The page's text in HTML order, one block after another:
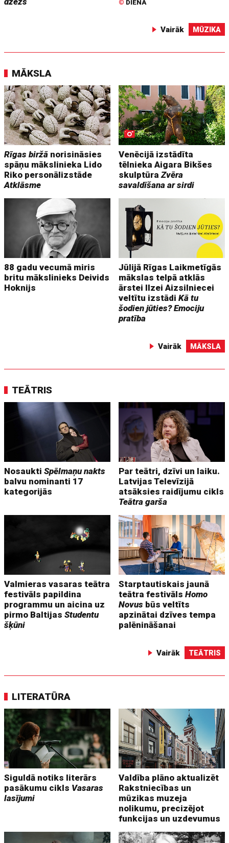
© DIENA
Vairāk MŪZIKA
MĀKSLA
Rīgas biržā norisināsies
spāņu mākslinieka Lido
Riko personālizstāde
Atklāsme
Venēcijā izstādīta
tēlnieka Aigara Bikšes
skulptūraZvēra
savaldīšana ar sirdi
88 gadu vecumā miris
britu mākslinieks Deivids
Hoknijs
Jūlijā Rīgas Laikmetīgās
mākslas telpā atklās
ārstei Ilzei Aizsilniecei
veltītu izstādiKā tu
šodien jūties? Emociju
pratība
Vairāk MĀKSLA
TEĀTRIS
NosauktiSpēlmaņu nakts
balvu nominanti 17
kategorijās
Par teātri, dzīvi un laiku.
Latvijas Televīzijā
atsāksies raidījumu cikls
Teātra garša
Valmieras vasaras teātra
festivāls papildina
programmu un aicina uz
pirmo BaltijasStudentu
šķūni
Starptautiskais jaunā
teātra festivālsHomo
Novus būs veltīts
apzinātai dzīves tempa
palēnināšanai
Vairāk TEĀTRIS
LITERATŪRA
Siguldā notiks literārs
pasākumu cikls Vasaras
lasījumi
Valdība plāno aktualizēt
Rakstniecības un
mūzikas muzeja
nolikumu, precizējot
funkcijas un uzdevumus